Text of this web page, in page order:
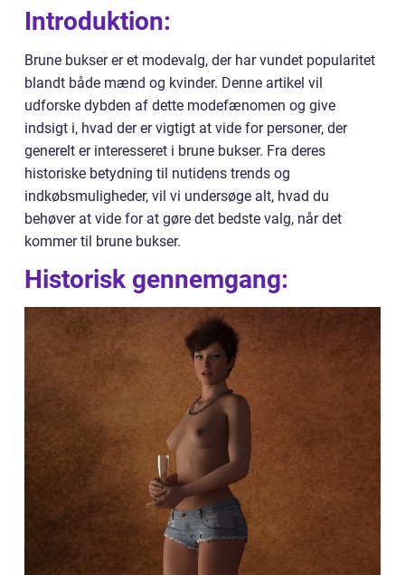
Introduktion:
Brune bukser er et modevalg, der har vundet popularitet
blandt både mænd og kvinder. Denne artikel vil
udforske dybden af dette modefænomen og give
indsigt i, hvad der er vigtigt at vide for personer, der
generelt er interesseret i brune bukser. Fra deres
historiske betydning til nutidens trends og
indkøbsmuligheder, vil vi undersøge alt, hvad du
behøver at vide for at gøre det bedste valg, når det
kommer til brune bukser.
Historisk gennemgang: